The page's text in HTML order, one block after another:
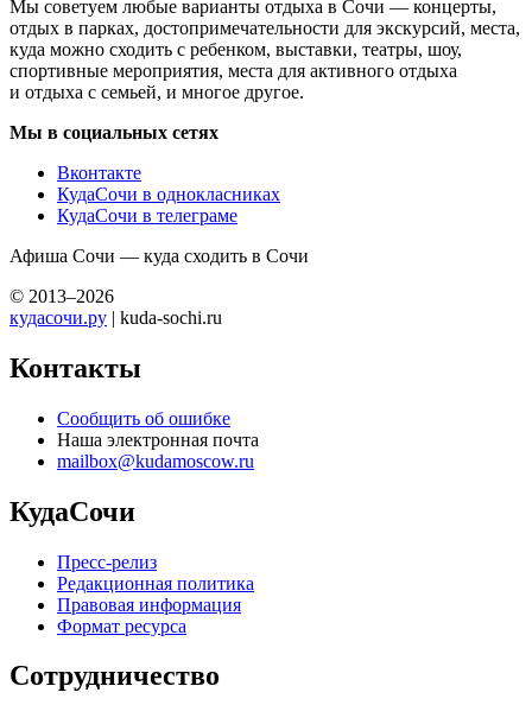
Мы советуем любые варианты отдыха в Сочи — концерты,
отдых в парках, достопримечательности для экскурсий, места,
куда можно сходить с ребенком, выставки, театры, шоу,
спортивные мероприятия, места для активного отдыха
и отдыха с семьей, и многое другое.
Мы в социальных сетях
Вконтакте
КудаСочи в однокласниках
КудаСочи в телеграме
Афиша Сочи — куда сходить в Сочи
© 2013–2026
кудасочи.ру | kuda-sochi.ru
Контакты
Сообщить об ошибке
Наша электронная почта
mailbox@kudamoscow.ru
КудаСочи
Пресс-релиз
Редакционная политика
Правовая информация
Формат ресурса
Сотрудничество